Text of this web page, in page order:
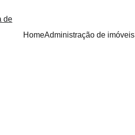
HomeAdministração de imóveis